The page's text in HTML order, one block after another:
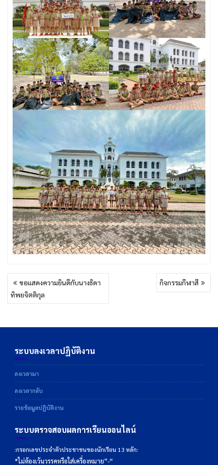
แนะแนว
เรื่องขอแสดงความยินดีกับนางธิดา
ทิพยจิตติกุล
กิจกรรมกีฬาสี
ระบบลงเวลาปฏิบัติงาน
ลงเวลามา
ลงเวลากลับ
รายข้อมูลปฏิบัติงาน
ระบบตรวจสอบผลการเรียนออนไลน์
:กรอกเลขประจำตัวประชาชนของนักเรียน 13 หลัก:
*ไม่ต้องเว้นวรรคหรือใส่เครื่องหมาย”-“